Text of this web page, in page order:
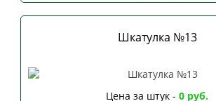
Шкатулка №13
Цена за штук - 0 руб.